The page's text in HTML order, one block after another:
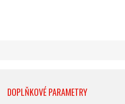
DOPLŇKOVÉ PARAMETRY